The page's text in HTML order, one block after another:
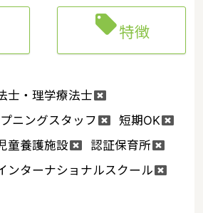
特徴
士・理学療法士
ニングスタッフ
短期OK
童養護施設
認証保育所
ンターナショナルスクール